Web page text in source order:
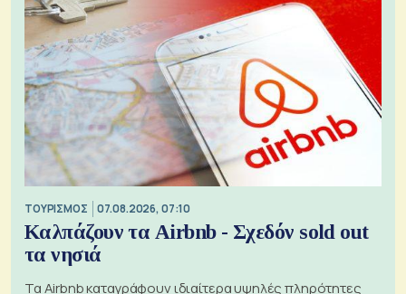
ΤΟΥΡΙΣΜΟΣ 07.08.2026, 07:10
Καλπάζουν τα Airbnb - Σχεδόν sold out
τα νησιά
Τα Airbnb καταγράφουν ιδιαίτερα υψηλές πληρότητες